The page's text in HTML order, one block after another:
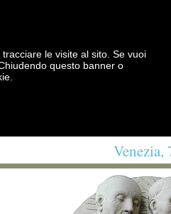
le visite al sito. Se vuoi
Chiudendo questo banner o
Venezia,